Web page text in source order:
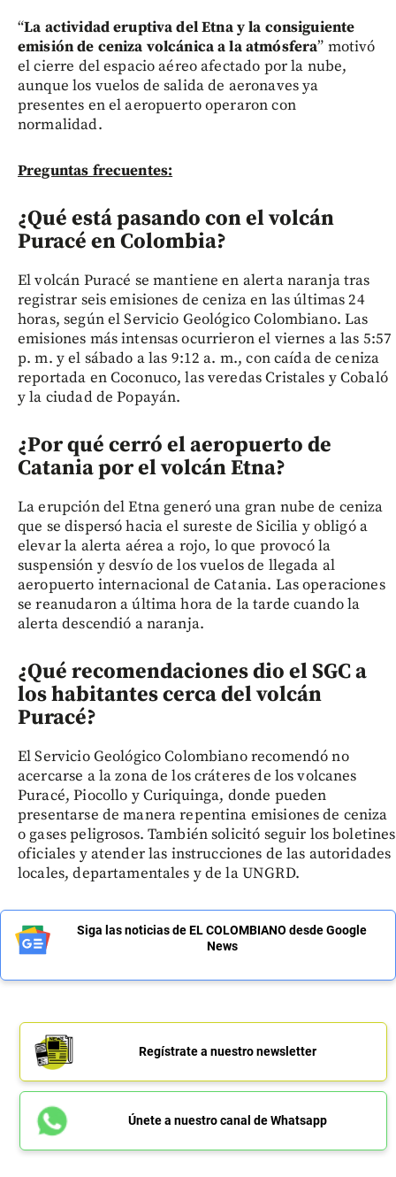
“La actividad eruptiva del Etna y la consiguiente
emisión de ceniza volcánica a la atmósfera” motivó
el cierre del espacio aéreo afectado por la nube,
aunque los vuelos de salida de aeronaves ya
presentes en el aeropuerto operaron con
normalidad.
Preguntas frecuentes:
¿Qué está pasando con el volcán
Puracé en Colombia?
El volcán Puracé se mantiene en alerta naranja tras
registrar seis emisiones de ceniza en las últimas 24
horas, según el Servicio Geológico Colombiano. Las
emisiones más intensas ocurrieron el viernes a las 5:57
p. m. y el sábado a las 9:12 a. m., con caída de ceniza
reportada en Coconuco, las veredas Cristales y Cobaló
y la ciudad de Popayán.
¿Por qué cerró el aeropuerto de
Catania por el volcán Etna?
La erupción del Etna generó una gran nube de ceniza
que se dispersó hacia el sureste de Sicilia y obligó a
elevar la alerta aérea a rojo, lo que provocó la
suspensión y desvío de los vuelos de llegada al
aeropuerto internacional de Catania. Las operaciones
se reanudaron a última hora de la tarde cuando la
alerta descendió a naranja.
¿Qué recomendaciones dio el SGC a
los habitantes cerca del volcán
Puracé?
El Servicio Geológico Colombiano recomendó no
acercarse a la zona de los cráteres de los volcanes
Puracé, Piocollo y Curiquinga, donde pueden
presentarse de manera repentina emisiones de ceniza
o gases peligrosos. También solicitó seguir los boletines
oficiales y atender las instrucciones de las autoridades
locales, departamentales y de la UNGRD.
Siga las noticias de EL COLOMBIANO desde Google
News
Regístrate a nuestro newsletter
Únete a nuestro canal de Whatsapp